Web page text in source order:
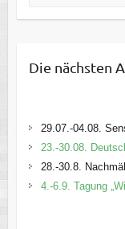
Die nächsten
29.07.-04.08.
23.-30.08.
28.-30.8.
4.-6.9. Tagung